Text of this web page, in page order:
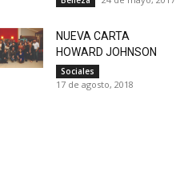
NUEVA CARTA
HOWARD JOHNSON
Sociales
17 de agosto, 2018